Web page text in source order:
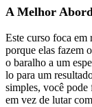
A Melhor
Este curso foca em
porque elas fazem
o baralho a um
lo para um
simples, você pode
em vez de lutar